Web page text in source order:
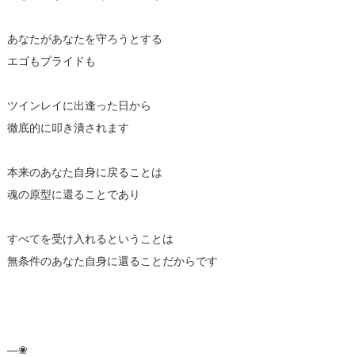
あなたがあなたを守ろうとする
エゴもプライドも
ツインレイに出逢った日から
徹底的に叩き潰されます
本来のあなた自身に戻ることは
魂の原型に還ることであり
すべてを受け入れるということは
無条件のあなた自身に還ることだからです
—❀